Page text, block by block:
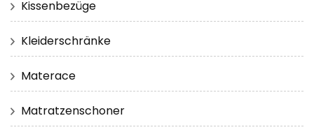
Kissenbezüge
Kleiderschränke
Materace
Matratzenschoner